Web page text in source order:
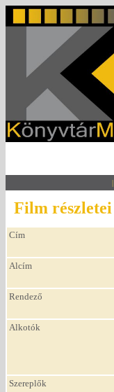
|
Film részletei
Cím
Alcím
Rendező
Alkotók
Szereplők